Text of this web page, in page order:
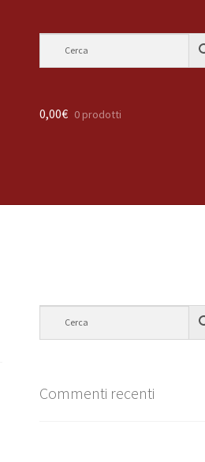
0,00€ 0 prodotti
Commenti recenti